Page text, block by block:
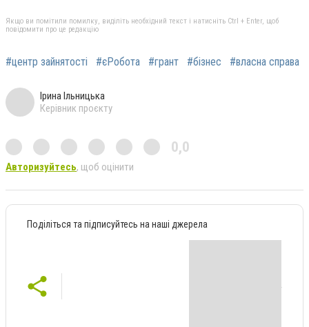
Якщо ви помітили помилку, виділіть необхідний текст і натисніть Ctrl + Enter, щоб
повідомити про це редакцію
#центр зайнятості #єРобота #грант #бізнес #власна справа
Ірина Ільницька
Керівник проєкту
0,0
Авторизуйтесь, щоб оцінити
Поділіться та підписуйтесь на наші джерела